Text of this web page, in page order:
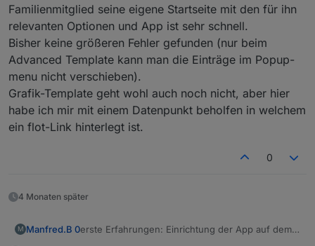
Familienmitglied seine eigene Startseite mit den für ihn
relevanten Optionen und App ist sehr schnell.
Bisher keine größeren Fehler gefunden (nur beim
Advanced Template kann man die Einträge im Popup-
menu nicht verschieben).
Grafik-Template geht wohl auch noch nicht, aber hier
habe ich mir mit einem Datenpunkt beholfen in welchem
ein flot-Link hinterlegt ist.
0
4 Monaten später
M Manfred.B 0erste Erfahrungen: Einrichtung der App auf dem